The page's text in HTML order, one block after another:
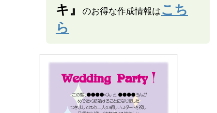
キ』
のお得な作成情報はこち
ら